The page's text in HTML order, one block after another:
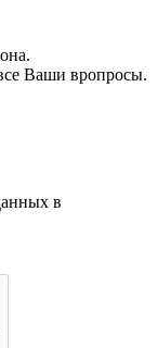
Ваши вропросы.
в